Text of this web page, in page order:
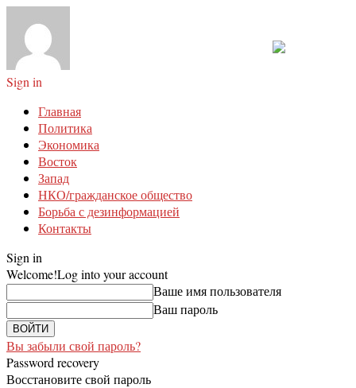
Sign in
Главная
Политика
Экономика
Восток
Запад
НКО/гражданское общество
Борьба с дезинформацией
Контакты
Sign in
Welcome!Log into your account
Ваше имя пользователя
Ваш пароль
Вы забыли свой пароль?
Password recovery
Восстановите свой пароль